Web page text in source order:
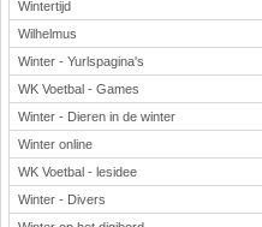
Wintertijd
Wilhelmus
Winter - Yurlspagina's
WK Voetbal - Games
Winter - Dieren in de winter
Winter online
WK Voetbal - lesidee
Winter - Divers